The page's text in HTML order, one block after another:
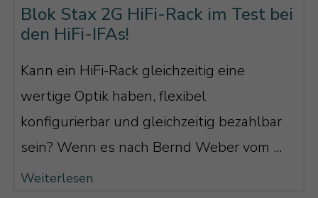
entsprechend angepasst werden kann.
Musikgenuss ist garantiert.
Blok Stax 2G HiFi-Rack im Test bei
den HiFi-IFAs!
Kann ein HiFi-Rack gleichzeitig eine
wertige Optik haben, flexibel
konfigurierbar und gleichzeitig bezahlbar
sein? Wenn es nach Bernd Weber vom ...
Weiterlesen